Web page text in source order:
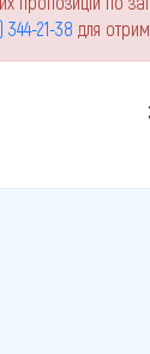
344-21-38 для